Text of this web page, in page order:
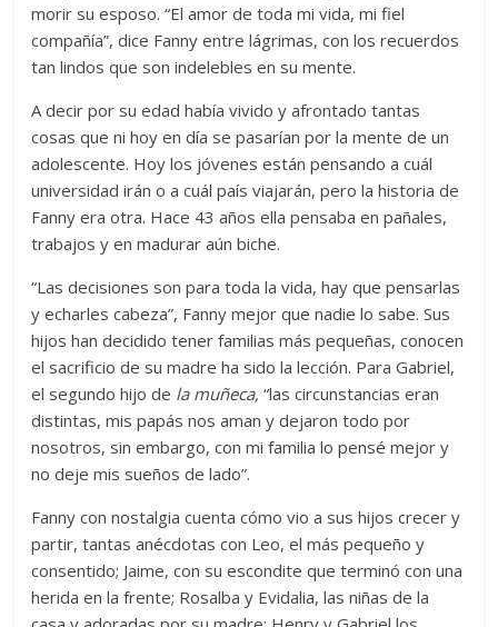
morir su esposo. “El amor de toda mi vida, mi fiel
compañía”, dice Fanny entre lágrimas, con los recuerdos
tan lindos que son indelebles en su mente.
A decir por su edad había vivido y afrontado tantas
cosas que ni hoy en día se pasarían por la mente de un
adolescente. Hoy los jóvenes están pensando a cuál
universidad irán o a cuál país viajarán, pero la historia de
Fanny era otra. Hace 43 años ella pensaba en pañales,
trabajos y en madurar aún biche.
“Las decisiones son para toda la vida, hay que pensarlas
y echarles cabeza”, Fanny mejor que nadie lo sabe. Sus
hijos han decidido tener familias más pequeñas, conocen
el sacrificio de su madre ha sido la lección. Para Gabriel,
el segundo hijo de la muñeca, “las circunstancias eran
distintas, mis papás nos aman y dejaron todo por
nosotros, sin embargo, con mi familia lo pensé mejor y
no deje mis sueños de lado”.
Fanny con nostalgia cuenta cómo vio a sus hijos crecer y
partir, tantas anécdotas con Leo, el más pequeño y
consentido; Jaime, con su escondite que terminó con una
herida en la frente; Rosalba y Evidalia, las niñas de la